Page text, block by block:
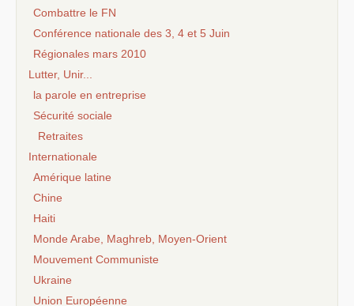
Combattre le FN
Conférence nationale des 3, 4 et 5 Juin
Régionales mars 2010
Lutter, Unir...
la parole en entreprise
Sécurité sociale
Retraites
Internationale
Amérique latine
Chine
Haiti
Monde Arabe, Maghreb, Moyen-Orient
Mouvement Communiste
Ukraine
Union Européenne